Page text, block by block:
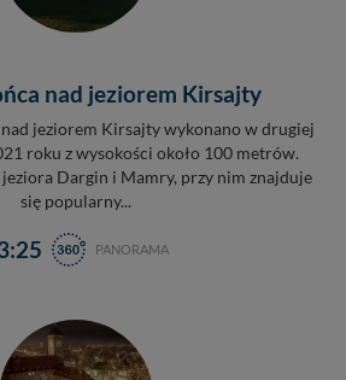
nad jeziorem Kirsajty
nad jeziorem Kirsajty wykonano w drugiej
roku z wysokości około 100 metrów.
jeziora Dargin i Mamry, przy nim znajduje
się popularny...
PANORAMA